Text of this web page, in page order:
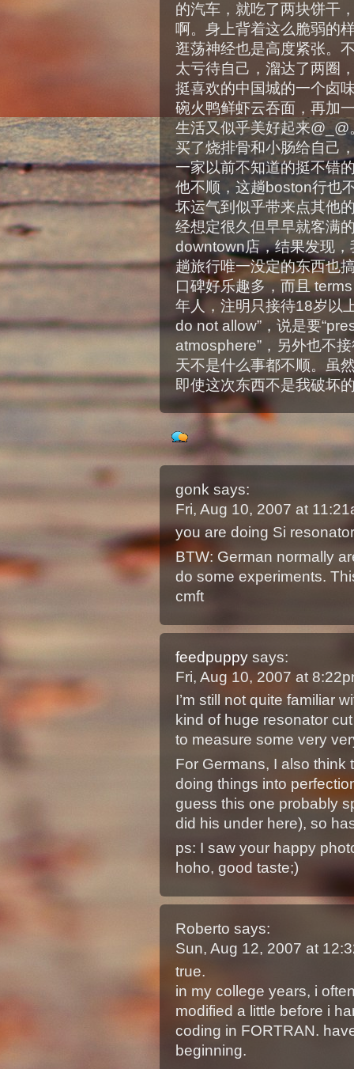
的汽车，就吃了两块饼干
啊。身上背着这么脆弱的
逛荡神经也是高度紧张。
太亏待自己，溜达了两圈
挺喜欢的中国城的一个卤
碗火鸭鲜虾云吞面，再加
生活又似乎美好起来@_@
买了烧排骨和小肠给自己
一家以前不知道的挺不错
他不顺，这趟boston行也
坏运气到似乎带来点其他
经想定很久但早早就客满
downtown店，结果发现
趟旅行唯一没定的东西也
口碑好乐趣多，而且
年人，注明只接待18岁以
do not allow”，说是要
atmosphere”，另外也不
天不是什么事都不顺。虽
即使这次东西不是我破坏
gonk says:
Fri, Aug 10, 2007 at
you are doing Si
BTW: German normally
do some experiments.
cmft
feedpuppy says:
Fri, Aug 10, 2007 at
I’m still not quite familiar
kind of huge resonator
to measure some very
For Germans, I also think
doing things into
guess this one probably
did his under here), so
ps: I saw your happy
hoho, good taste;)
Roberto says:
Sun, Aug 12, 2007 at
true.
in my college years, i
modified a little before i
coding in FORTRAN.
beginning.